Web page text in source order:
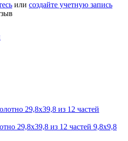
или создайте учетную запись
29,8х39,8 из 12 частей 9,8х9,8